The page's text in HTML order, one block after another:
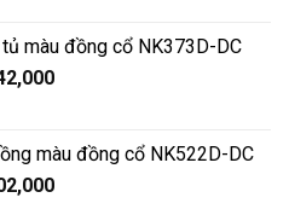
màu đồng cổ NK373D-DC
màu đồng cổ NK522D-DC